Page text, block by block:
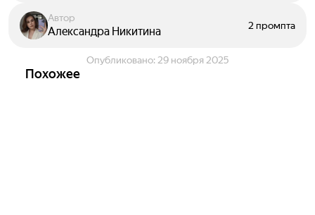
Автор
Александра Никитина 2 промпта
Опубликовано: 29 ноября 2025
Похожее